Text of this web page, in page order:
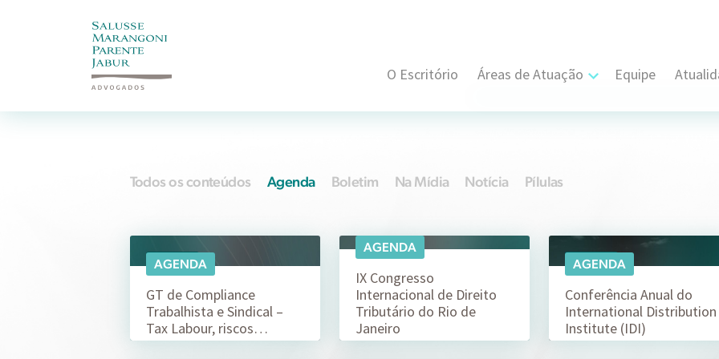
O Escritório Áreas de Atuação
Cível, Comercial e Consumidor
Resolução de Disputas
Trabalhista e Sindical
Equipe
Todos os conteúdos Agenda Boletim Na Mídia Notícia Pílulas
17/07
AGENDA
GT de Compliance
Trabalhista e Sindical –
Tax Labour, riscos…
15/07
AGENDA
IX Congresso
Internacional de Direito
Tributário do Rio de
Janeiro
07/07
AGENDA
Conferência Anual do
International Distribution
Institute (IDI)